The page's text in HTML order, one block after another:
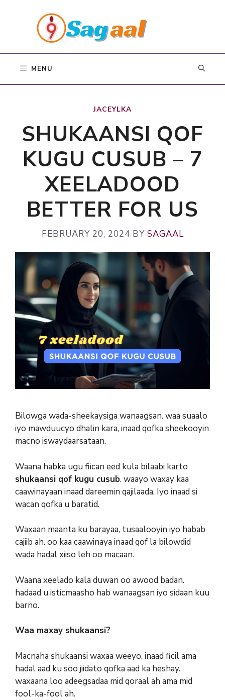
MENU
JACEYLKA
SHUKAANSI QOF
KUGU CUSUB – 7
XEELADOOD
BETTER FOR US
FEBRUARY 20, 2024 BY SAGAAL
Bilowga wada-sheekaysiga wanaagsan. waa suaalo
iyo mawduucyo dhalin kara, inaad qofka sheekooyin
macno iswaydaarsataan.
Waana habka ugu fiican eed kula bilaabi karto
shukaansi qof kugu cusub. waayo waxay kaa
caawinayaan inaad dareemin qajilaada. Iyo inaad si
wacan qofka u baratid.
Waxaan maanta ku barayaa, tusaalooyin iyo habab
cajiib ah. oo kaa caawinaya inaad qof la bilowdid
wada hadal xiiso leh oo macaan.
Waana xeelado kala duwan oo awood badan.
hadaad u isticmaasho hab wanaagsan iyo sidaan kuu
barno.
Waa maxay shukaansi?
Macnaha shukaansi waxaa weeyo, inaad ficil ama
hadal aad ku soo jiidato qofka aad ka heshay.
waxaana loo adeegsadaa mid qoraal ah ama mid
fool-ka-fool ah.